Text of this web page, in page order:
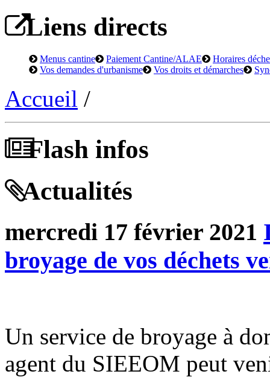
Liens directs
Menus cantine Paiement Cantine/ALAE
Horaires
Vos demandes d'urbanisme
Vos droits et démarches
Accueil /
Flash infos
Actualités
mercredi 17 février 2021
broyage de vos déchets
Un service de broyage à
agent du SIEEOM peut